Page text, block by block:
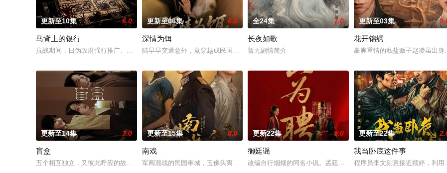
更新至10集 6.0
马背上的银行
抗战期间，日伪政府强行推广、使用由“中国准备银行”发行的伪钞货币。根据党中央指示，高景波、徐邵梁、孙希光和黄鹰等人开始筹备建立冀南
更新至06集 6.0
深情为饵
陆早早突遭意外，竟穿越成民国少夫人苏沐晚，醒来，却是丈夫枪口相对、父母冤案、连环下毒……她于绝
全24集 7.0
长夜如歌
暂无剧情简介
更新至03集
花开锦绣
豪爽重情的私盐贩子赵凌虽出
更新至14集 3.0
盲盒
五个相互独立，又彼此呼应的故事——用一场精心策划的“夏令营”完成复仇的受害者；临终前与遗憾和解的“无用之人”；共享同一具躯体的人格“刮
更新至15集 8.0
南戏
军阀混战的民国奉城，玉佛头离奇失窃，戏班主横尸戏台，将冷血少帅许又安与昆曲名伶荣筱楠推向不死
更新22集 5.0
御廷谣
改编自行烟烟的同名小说。孟廷辉，大平王朝有史以来个以女子进
更新至22集
我当卧底这件事
程序员李文刻意接近顾婷，利